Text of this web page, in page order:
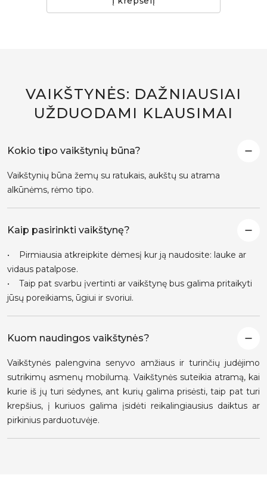
VAIKŠTYNĖS: DAŽNIAUSIAI
UŽDUODAMI KLAUSIMAI
Kokio tipo vaikštynių būna?
Vaikštynių būna žemų su ratukais, aukštų su atrama
alkūnėms, rėmo tipo.
Kaip pasirinkti vaikštynę?
• Pirmiausia atkreipkite dėmesį kur ją naudosite: lauke ar
vidaus patalpose.
• Taip pat svarbu įvertinti ar vaikštynę bus galima pritaikyti
jūsų poreikiams, ūgiui ir svoriui.
Kuom naudingos vaikštynės?
Vaikštynės palengvina senyvo amžiaus ir turinčių judėjimo
sutrikimų asmenų mobilumą. Vaikštynės suteikia atramą, kai
kurie iš jų turi sėdynes, ant kurių galima prisėsti, taip pat turi
krepšius, į kuriuos galima įsidėti reikalingiausius daiktus ar
pirkinius parduotuvėje.